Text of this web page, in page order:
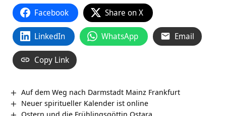
Facebook Share on X
LinkedIn WhatsApp Email
Copy Link
Auf dem Weg nach Darmstadt Mainz Frankfurt
Neuer spiritueller Kalender ist online
Ostern und die Frühlingsgöttin Ostara